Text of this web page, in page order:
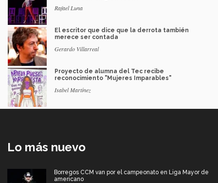
Rafael Luna
El escritor que dice que la derrota también
merece ser contada
Gerardo Villarreal
Proyecto de alumna del Tec recibe
reconocimiento "Mujeres Imparables"
Isabel Martínez
Lo más nuevo
Borregos CCM van por el campeonato en Liga Mayor de
americano